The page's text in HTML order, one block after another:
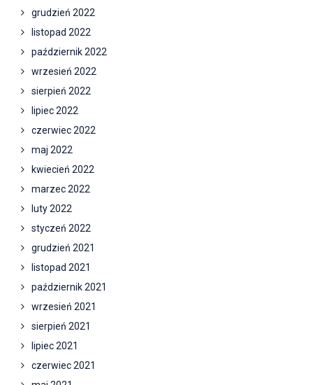
grudzień 2022
listopad 2022
październik 2022
wrzesień 2022
sierpień 2022
lipiec 2022
czerwiec 2022
maj 2022
kwiecień 2022
marzec 2022
luty 2022
styczeń 2022
grudzień 2021
listopad 2021
październik 2021
wrzesień 2021
sierpień 2021
lipiec 2021
czerwiec 2021